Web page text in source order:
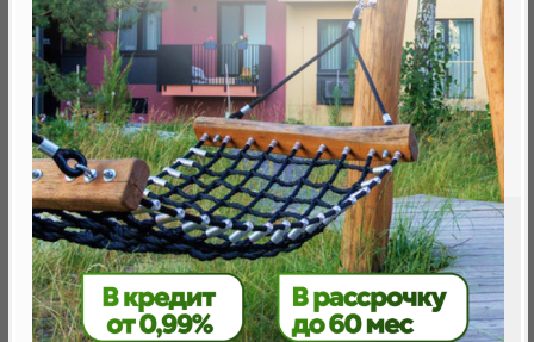
12.4 "Амстердам", квартал
Западная Европа
нет в продаже
Минск, Октябрьский, ул. Леонида Щемелева
метро «Ковальская Слобода», 566 м